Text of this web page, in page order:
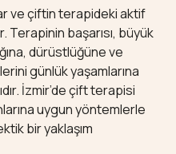
ve çiftin terapideki aktif
Terapinin başarısı, büyük
dürüstlüğüne ve
günlük yaşamlarına
İzmir’de çift terapisi
uygun yöntemlerle
bir yaklaşım